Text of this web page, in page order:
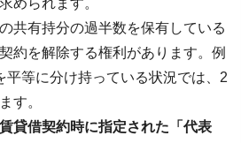
められます。
共有持分の過半数を保有している
約を解除する権利があります。例
平等に分け持っている状況では、2
す。
貸借契約時に指定された「代表